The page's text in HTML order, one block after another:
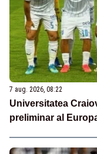
7 aug. 2026, 08:22
Universitatea
preliminar al